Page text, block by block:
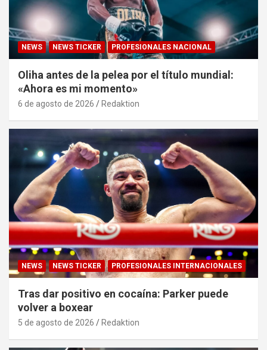
NEWS NEWS TICKER PROFESIONALES NACIONAL
Oliha antes de la pelea por el título mundial:
«Ahora es mi momento»
6 de agosto de 2026 Redaktion
NEWS NEWS TICKER PROFESIONALES INTERNACIONALES
Tras dar positivo en cocaína: Parker puede
volver a boxear
5 de agosto de 2026 Redaktion